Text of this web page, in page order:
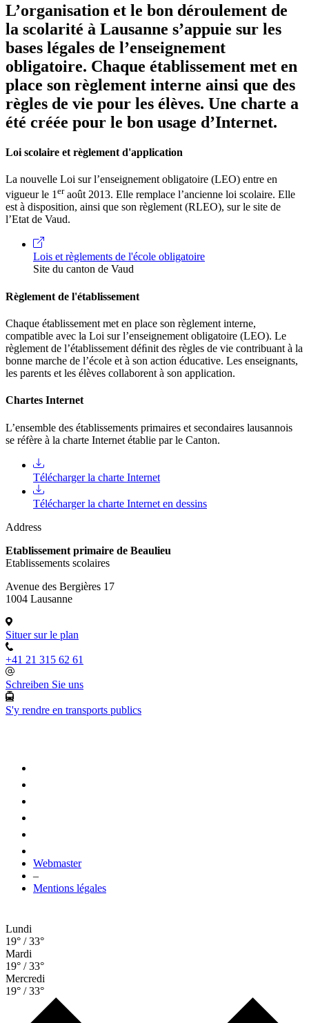
L’organisation et le bon déroulement de
la scolarité à Lausanne s’appuie sur les
bases légales de l’enseignement
obligatoire. Chaque établissement met en
place son règlement interne ainsi que des
règles de vie pour les élèves. Une charte a
été créée pour le bon usage d’Internet.
Loi scolaire et règlement d'application
La nouvelle Loi sur l’enseignement obligatoire (LEO) entre en
vigueur le 1eraoût 2013. Elle remplace l’ancienne loi scolaire. Elle
est à disposition, ainsi que son règlement (RLEO), sur le site de
l’Etat de Vaud.
Lois et règlements de l'école obligatoire
Site du canton de Vaud
Règlement de l'établissement
Chaque établissement met en place son règlement interne,
compatible avec la Loi sur l’enseignement obligatoire (LEO). Le
règlement de l’établissement déﬁnit des règles de vie contribuant à la
bonne marche de l’école et à son action éducative. Les enseignants,
les parents et les élèves collaborent à son application.
Chartes Internet
L’ensemble des établissements primaires et secondaires lausannois
se réfère à la charte Internet établie par le Canton.
Télécharger la charte Internet
Télécharger la charte Internet en dessins
Address
Etablissement primaire de Beaulieu
Etablissements scolaires
Avenue des Bergières 17
1004 Lausanne
Situer sur le plan
+41 21 315 62 61
Schreiben Sie uns
S'y rendre en transports publics
Webmaster
–
Mentions légales
Lundi
19° / 33°
Mardi
19° / 33°
Mercredi
19° / 33°